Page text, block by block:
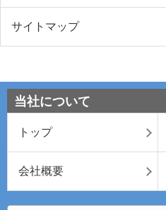
サイトマップ
当社について
トップ
会社概要